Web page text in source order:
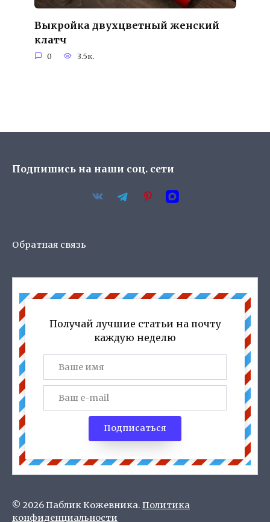
Выкройка двухцветный женский
клатч
0 3.5к.
Подпишись на наши соц. сети
Обратная связь
Получай лучшие статьи на почту
каждую неделю
Подписаться
© 2026 Паблик Кожевника. Политика
конфиденциальности